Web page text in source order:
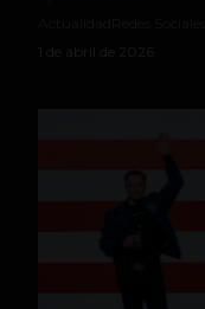
1 de abril de 2026